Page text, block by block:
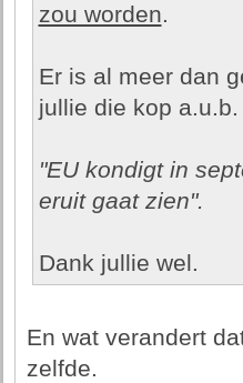
zou worden.
Er is al meer dan
jullie die kop
"EU kondigt in
eruit gaat zien".
Dank jullie wel.
En wat verandert
zelfde.